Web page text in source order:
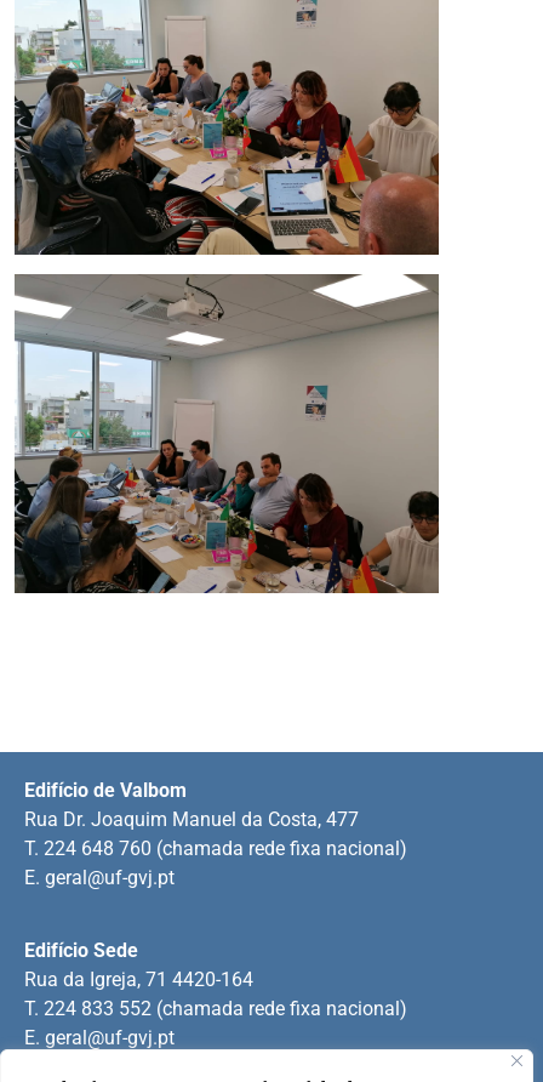
Edifício Sede
Rua da Igreja, 71 4420-164
T. 224 833 552 (chamada rede fixa nacional)
E. geral@uf-gvj.pt
Edifício de Valbom
Rua Dr. Joaquim Manuel da Costa, 477
T. 224 648 760 (chamada rede fixa nacional)
E. geral@uf-gvj.pt